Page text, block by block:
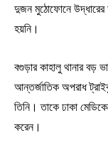
দুজন মুঠোফোনে উদ্ধারের
হয়নি।
বগুড়ার কাহালু থানার বড়
আন্তর্জাতিক অপরাধ
তিনি। তাকে ঢাকা
করেন।